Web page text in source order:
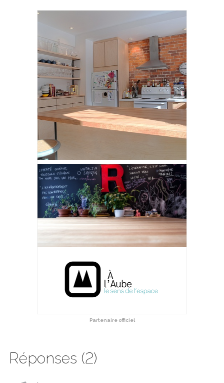
Partenaire officiel
Réponses (2)